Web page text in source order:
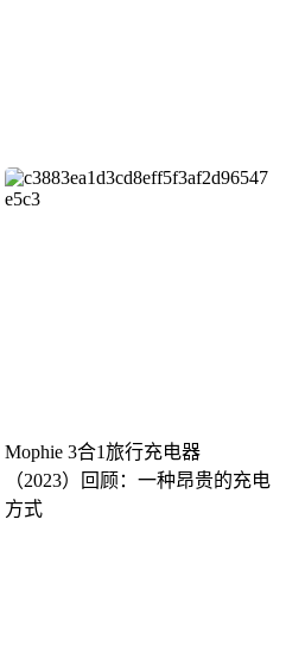
Mophie 3合1旅行充电器
（2023）回顾：一种昂贵的充电
方式